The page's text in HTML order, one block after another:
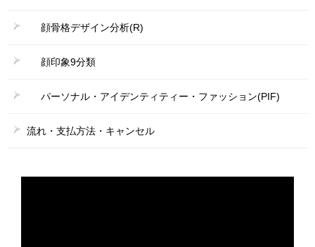
顔骨格デザイン分析(R)
顔印象9分類
パーソナル・アイデンティティー・ファッション(PIF)
流れ・支払方法・キャンセル